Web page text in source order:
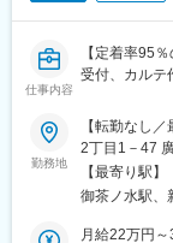
仕事内容
【定着率95
受付、カルテ
勤務地
【転勤なし
2丁目1－47
分・東京メ
千代田線「新
【最寄り駅】
御茶ノ水駅、
月給22万円